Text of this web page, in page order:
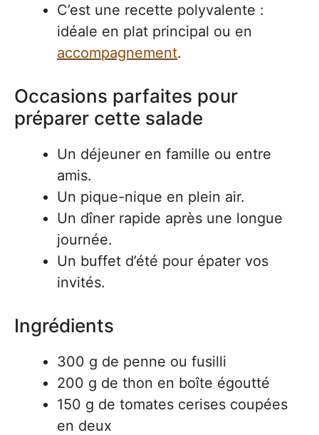
C’est une recette polyvalente :
idéale en plat principal ou en
accompagnement.
Occasions parfaites pour
préparer cette salade
Un déjeuner en famille ou entre
amis.
Un pique-nique en plein air.
Un dîner rapide après une longue
journée.
Un buffet d’été pour épater vos
invités.
Ingrédients
300 g de penne ou fusilli
200 g de thon en boîte égoutté
150 g de tomates cerises coupées
en deux